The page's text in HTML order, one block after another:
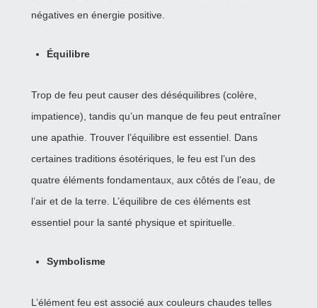
négatives en énergie positive.
Équilibre
Trop de feu peut causer des déséquilibres (colère,
impatience), tandis qu’un manque de feu peut entraîner
une apathie. Trouver l’équilibre est essentiel. Dans
certaines traditions ésotériques, le feu est l’un des
quatre éléments fondamentaux, aux côtés de l’eau, de
l’air et de la terre. L’équilibre de ces éléments est
essentiel pour la santé physique et spirituelle.
Symbolisme
L’élément feu est associé aux couleurs chaudes telles